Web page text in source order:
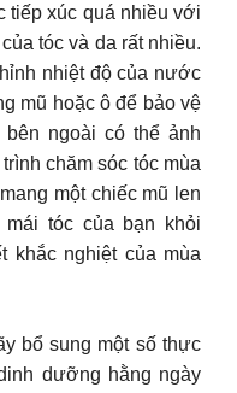
tiếp xúc quá nhiều với
tóc và da rất nhiều.
nhiệt độ của nước
mũ hoặc ô để bảo vệ
ngoài có thể ảnh
chăm sóc tóc mùa
một chiếc mũ len
tóc của bạn khỏi
khắc nghiệt của mùa
bổ sung một số thực
dưỡng hằng ngày